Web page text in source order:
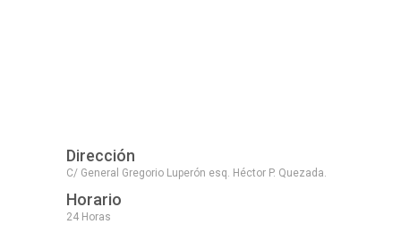
Dirección
C/ General Gregorio Luperón esq. Héctor P. Quezada.
Horario
24 Horas